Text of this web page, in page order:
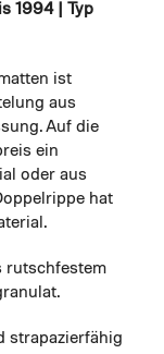
1994 | Typ
ist
aus
Auf die
ein
oder aus
hat
rutschfestem
strapazierfähig